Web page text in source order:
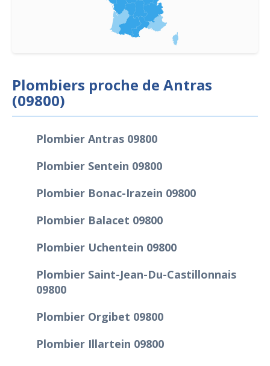
Plombiers proche de Antras
(09800)
Plombier Antras 09800
Plombier Sentein 09800
Plombier Bonac-Irazein 09800
Plombier Balacet 09800
Plombier Uchentein 09800
Plombier Saint-Jean-Du-Castillonnais
09800
Plombier Orgibet 09800
Plombier Illartein 09800